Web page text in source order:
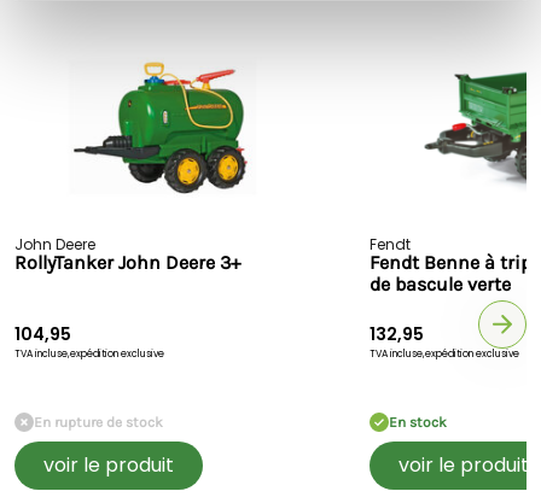
Chargeur frontal inclus
– Déplace tout ce que tu veux,
car quoi de mieux que de travailler encore plus de
terrain ?
Plastique durable– Conçu pour résister aux aventures
les plus intenses.
soit la taille de l’enfant.
Direction Ackerman optimisée
– Tourne avec
– Pour immobiliser le tracteur en toute
sécurité.
Malheureusement, en raison de la taille de ce produit, nous
ne pouvons pas l’expédier par le biais de la livraison
standard. Nous avons donc trouvé un transporteur qui
pourra tout de même livrer le tracteur à pédales. Un
John Deere
RollyTanker John Deere 3+
104,95
TVA incluse,expédition exclusive
En rupture de stock
voir le produit
Fendt
Fendt Benne à
de bascule verte
132,95
TVA incluse,expédition exclusive
En stock
voir le produit